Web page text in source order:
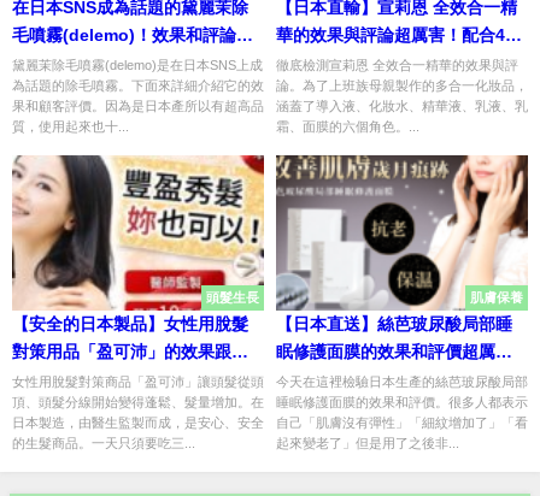
在日本SNS成為話題的黛麗茉除
毛噴霧(delemo)！效果和評論請
看這裡
黛麗茉除毛噴霧(delemo)是在日本SNS上成
為話題的除毛噴霧。下面來詳細介紹它的效
果和顧客評價。因為是日本產所以有超高品
質，使用起來也十...
【日本直輸】宣莉恩 全效合一精
華的效果與評論超厲害！配合47
種美容成分
徹底檢測宣莉恩 全效合一精華的效果與評
論。為了上班族母親製作的多合一化妝品，
涵蓋了導入液、化妝水、精華液、乳液、乳
霜、面膜的六個角色。...
頭髮生長
【安全的日本製品】女性用脫髮
對策用品「盈可沛」的效果跟評
價都超厲害！1天只需要吃三粒而
已！
女性用脫髮對策商品「盈可沛」讓頭髮從頭
頂、頭髮分線開始變得蓬鬆、髮量增加。在
日本製造，由醫生監製而成，是安心、安全
的生髮商品。一天只須要吃三...
肌膚保養
【日本直送】絲芭玻尿酸局部睡
眠修護面膜的效果和評價超厲
害！輕鬆貼輕鬆注射玻尿酸
今天在這裡檢驗日本生產的絲芭玻尿酸局部
睡眠修護面膜的效果和評價。很多人都表示
自己「肌膚沒有彈性」「細紋增加了」「看
起來變老了」但是用了之後非...